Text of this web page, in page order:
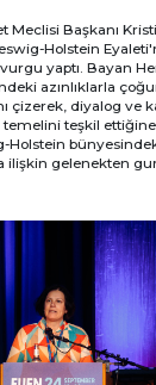
Meclisi Başkanı
Holstein
yaptı. Bayan
azınlıklarla
diyalog ve
teşkil
Holstein
ilişkin gelenekten